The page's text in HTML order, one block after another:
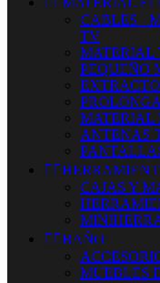
CABLES -
TV
MATERIAL
PEQUEÑO
MATERIAL
ANTENAS
 
CAJAS Y
 BAÑO
MUEBLES